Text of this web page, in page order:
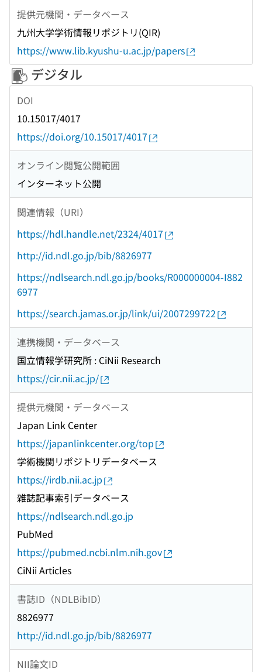
提供元機関・データベース
九州大学学術情報リポジトリ(QIR)
https://www.lib.kyushu-u.ac.jp/papers
デジタル
DOI
10.15017/4017
https://doi.org/10.15017/4017
オンライン閲覧公開範囲
インターネット公開
関連情報（URI）
https://hdl.handle.net/2324/4017
http://id.ndl.go.jp/bib/8826977
https://ndlsearch.ndl.go.jp/books/R000000004-I882
6977
https://search.jamas.or.jp/link/ui/2007299722
連携機関・データベース
国立情報学研究所 : CiNii Research
https://cir.nii.ac.jp/
提供元機関・データベース
Japan Link Center
https://japanlinkcenter.org/top
学術機関リポジトリデータベース
https://irdb.nii.ac.jp
雑誌記事索引データベース
https://ndlsearch.ndl.go.jp
PubMed
https://pubmed.ncbi.nlm.nih.gov
CiNii Articles
書誌ID（NDLBibID）
8826977
http://id.ndl.go.jp/bib/8826977
NII論文ID